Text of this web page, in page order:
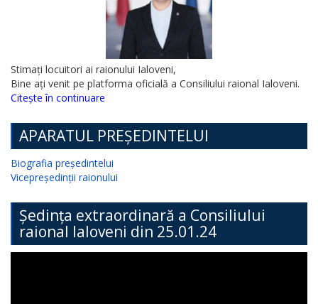
Stimați locuitori ai raionului Ialoveni,
Bine ați venit pe platforma oficială a Consiliului raional Ialoveni.
Citește în continuare
APARATUL PREȘEDINTELUI
Biografia președintelui
Vicepreședinții raionului
Ședința extraordinară a Consiliului
raional Ialoveni din 25.01.24